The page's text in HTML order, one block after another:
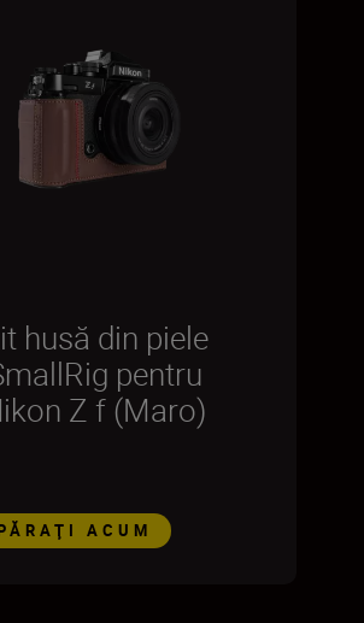
husă din piele
pentru
Z f (Maro)
ACUM